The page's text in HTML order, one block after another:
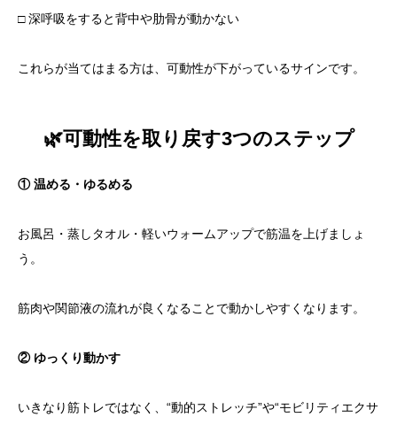
□ 深呼吸をすると背中や肋骨が動かない
これらが当てはまる方は、可動性が下がっているサインです。
🌿可動性を取り戻す3つのステップ
① 温める・ゆるめる
お風呂・蒸しタオル・軽いウォームアップで筋温を上げましょ
う。
筋肉や関節液の流れが良くなることで動かしやすくなります。
② ゆっくり動かす
いきなり筋トレではなく、“動的ストレッチ”や“モビリティエクサ